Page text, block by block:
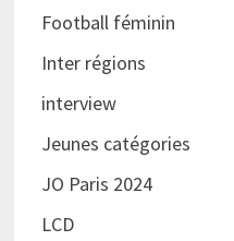
Football féminin
Inter régions
interview
Jeunes catégories
JO Paris 2024
LCD